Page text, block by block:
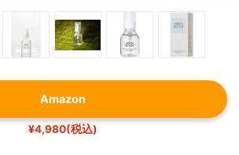
Amazon
¥4,980(税込)